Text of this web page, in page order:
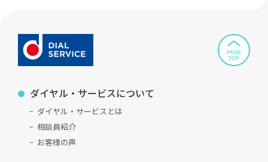
ダイヤル・サービスについて
ダイヤル・サービスとは
相談員紹介
お客様の声